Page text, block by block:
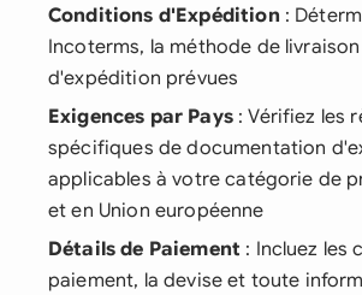
Conditions d'Expédition :
Incoterms, la méthode de
d'expédition prévues
Exigences par Pays: Vérifiez les
spécifiques de documentation
applicables à votre catégorie de
et en Union européenne
Détails de Paiement : Incluez les
paiement, la devise et toute